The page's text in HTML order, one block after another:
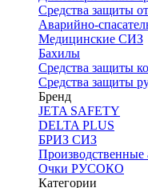
Средства защиты
Аварийно-
Медицинские СИЗ
Бахилы
Средства защиты
Средства защиты
Бренд
JETA SAFETY
DELTA PLUS
БРИЗ СИЗ
Очки РУСОКО
Категории